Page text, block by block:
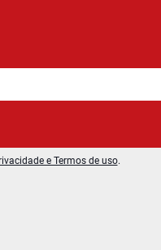
e Termos de uso.